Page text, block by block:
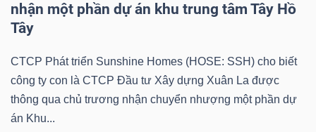
nhận một phần dự án khu trung tâm Tây Hồ
Tây
CTCP Phát triển Sunshine Homes (HOSE: SSH) cho biết
công ty con là CTCP Đầu tư Xây dựng Xuân La được
thông qua chủ trương nhận chuyển nhượng một phần dự
án Khu...